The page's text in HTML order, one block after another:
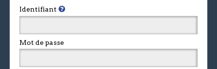
Identifiant
Mot de passe